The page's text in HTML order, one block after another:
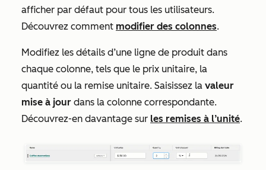
afficher par défaut pour tous les utilisateurs.
Découvrez comment modifier des colonnes.
Modifiez les détails d’une ligne de produit dans
chaque colonne, tels que le prix unitaire, la
quantité ou la remise unitaire. Saisissez la valeur
mise à jour dans la colonne correspondante.
Découvrez-en davantage sur les remises à l’unité.